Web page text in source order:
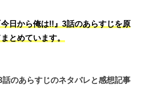
日から俺は!!』3話のあらすじを原
とめています。
話のあらすじのネタバレと感想記事